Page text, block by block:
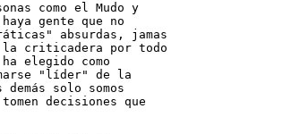
como el Mudo y
gente que no
absurdas, jamas
la criticadera por todo
elegido como
"líder" de la
solo somos
decisiones que